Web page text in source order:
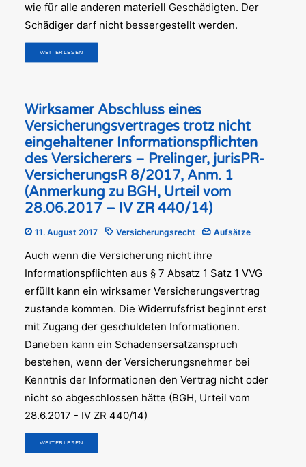
wie für alle anderen materiell Geschädigten. Der
Schädiger darf nicht bessergestellt werden.
WEITERLESEN
Wirksamer Abschluss eines
Versicherungsvertrages trotz nicht
eingehaltener Informationspflichten
des Versicherers – Prelinger, jurisPR-
VersicherungsR 8/2017, Anm. 1
(Anmerkung zu BGH, Urteil vom
28.06.2017 – IV ZR 440/14)
11. August 2017 Versicherungsrecht Aufsätze
Auch wenn die Versicherung nicht ihre
Informationspflichten aus § 7 Absatz 1 Satz 1 VVG
erfüllt kann ein wirksamer Versicherungsvertrag
zustande kommen. Die Widerrufsfrist beginnt erst
mit Zugang der geschuldeten Informationen.
Daneben kann ein Schadensersatzanspruch
bestehen, wenn der Versicherungsnehmer bei
Kenntnis der Informationen den Vertrag nicht oder
nicht so abgeschlossen hätte (BGH, Urteil vom
28.6.2017 - IV ZR 440/14)
WEITERLESEN